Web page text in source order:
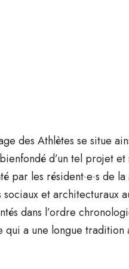
des Athlètes se situe
d’un tel projet et
par les résident·e·s de
et architecturaux
dans l’ordre
a une longue tradition